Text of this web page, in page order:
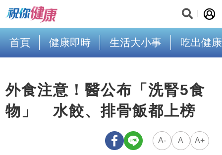
首頁 健康即時 生活大小事 吃出健康
外食注意！醫公布「洗腎5食
物」 水餃、排骨飯都上榜
A- A A+